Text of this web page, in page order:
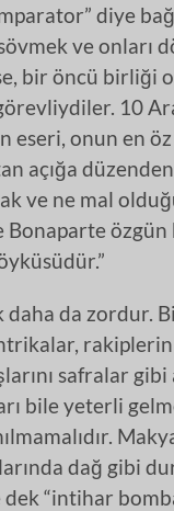
diye
ve onları
bir öncü birliği
10
eseri, onun en
açığa
ve ne mal
Bonaparte
da zordur.
rakiplerin
safralar gibi
bile yeterli
dağ gibi
“intihar